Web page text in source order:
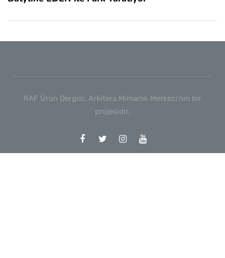
RAF Ürün Dergisi, Arkitera Mimarlık Merkezi'nin bir
projesidir.